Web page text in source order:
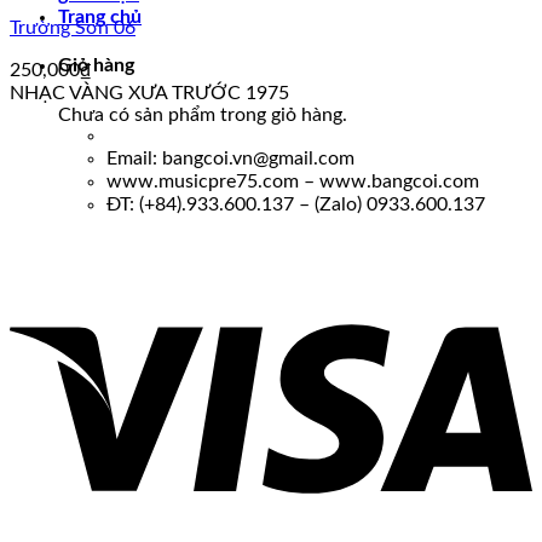
Trang chủ
Giỏ hàng
Chưa có sản phẩm trong giỏ hàng.
Trường Sơn 06
250,000₫
NHẠC VÀNG XƯA TRƯỚC 1975
Email: bangcoi.vn@gmail.com
www.musicpre75.com – www.bangcoi.com
ĐT: (+84).933.600.137 – (Zalo) 0933.600.137